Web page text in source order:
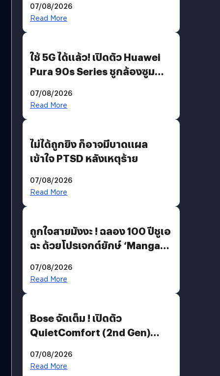
บริโภคและ B2B
07/08/2026
Read More
ใช้ 5G ได้แล้ว! เปิดตัว Huawei
Pura 90s Series ชูกล้องซูม
07/08/2026
Read More
ไม่ได้ถูกยิง ก็อาจมีบาดแผล
เข้าใจ PTSD หลังเหตุร้าย
07/08/2026
Read More
ถูกใจสายมังงะ ! ฉลอง 100 ปีชูเอ
ฉะ ด้วยโปรเจกต์ยักษ์ ‘Manga
มีภาษาไทยด้วย
07/08/2026
Read More
Bose จัดเต็ม ! เปิดตัว
QuietComfort (2nd Gen)
07/08/2026
Read More